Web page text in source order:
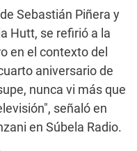
Sebastián Piñera y
Hutt, se refirió a la
en el contexto del
aniversario de
nunca vi más que
señaló en
en Súbela Radio.